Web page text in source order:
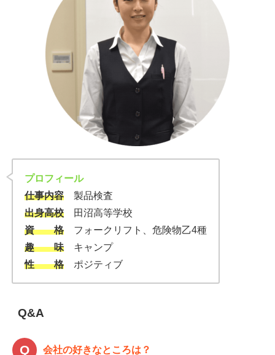
プロフィール
仕事内容 製品検査
出身高校 田沼高等学校
資 格 フォークリフト、危険物乙4種
趣 味 キャンプ
性 格 ポジティブ
Q&A
会社の好きなところは？